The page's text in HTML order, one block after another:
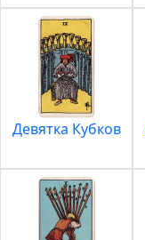
Девятка Кубков